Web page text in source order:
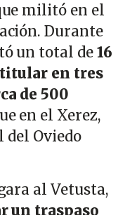
militó en el
Durante
un total de16
en tres
de 500
en el Xerez,
Oviedo
al Vetusta,
un traspaso